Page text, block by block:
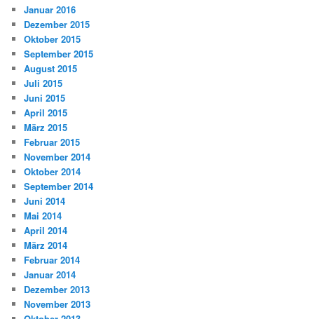
Januar 2016
Dezember 2015
Oktober 2015
September 2015
August 2015
Juli 2015
Juni 2015
April 2015
März 2015
Februar 2015
November 2014
Oktober 2014
September 2014
Juni 2014
Mai 2014
April 2014
März 2014
Februar 2014
Januar 2014
Dezember 2013
November 2013